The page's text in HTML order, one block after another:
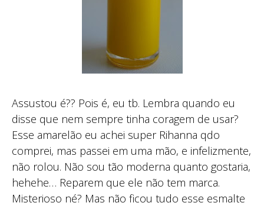
Assustou é?? Pois é, eu tb. Lembra quando eu
disse que nem sempre tinha coragem de usar?
Esse amarelão eu achei super Rihanna qdo
comprei, mas passei em uma mão, e infelizmente,
não rolou. Não sou tão moderna quanto gostaria,
hehehe… Reparem que ele não tem marca.
Misterioso né? Mas não ficou tudo esse esmalte